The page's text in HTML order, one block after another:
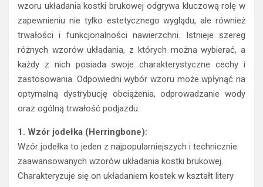
wzoru układania kostki brukowej odgrywa kluczową rolę w
zapewnieniu nie tylko estetycznego wyglądu, ale również
trwałości i funkcjonalności nawierzchni. Istnieje szereg
różnych wzorów układania, z których można wybierać, a
każdy z nich posiada swoje charakterystyczne cechy i
zastosowania. Odpowiedni wybór wzoru może wpłynąć na
optymalną dystrybucję obciążenia, odprowadzanie wody
oraz ogólną trwałość podjazdu.
1. Wzór jodełka (Herringbone):
Wzór jodełka to jeden z najpopularniejszych i technicznie
zaawansowanych wzorów układania kostki brukowej.
Charakteryzuje się on układaniem kostek w kształt litery